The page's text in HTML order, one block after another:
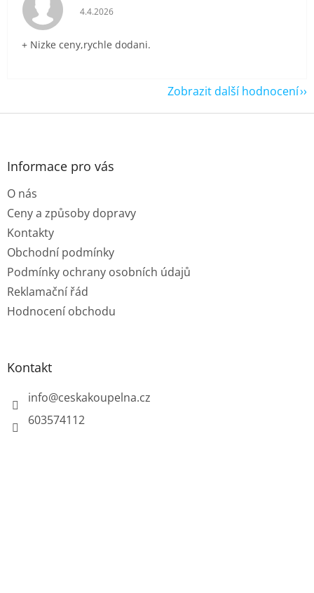
Hodnocení obchodu je 5 z 5 hvězdiček.
4.4.2026
+ Nizke ceny,rychle dodani.
Zobrazit další hodnocení
Z
Informace pro vás
O nás
Ceny a způsoby dopravy
Kontakty
Obchodní podmínky
Podmínky ochrany osobních údajů
Reklamační řád
Hodnocení obchodu
Kontakt
info@ceskakoupelna.cz
603574112